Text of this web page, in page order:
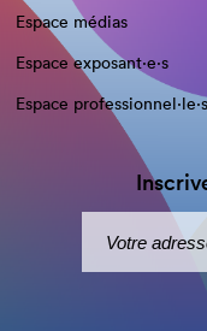
Espace médias
Espace exposant·e⋅s
Espace